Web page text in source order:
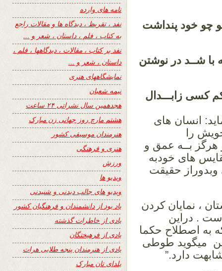
چو خود پنداشت
شــد در نوشتن
زابـــدال
انسان های
را
هرگز بــه عمق و
های خودبه
وبدوراز حقیقت
، نمایان کردن
ست . دراین
اصطلاح حکما
میگوید طوطی
دارد.”
نامه های وارده
نفد ، تقریظ ، دیدگاه ها و مقالات راجع
به کتاب ، فلم ، داستان ، شعر و …
نفد بر کتاب ، مقالات ، دیدگاهها ، فلم ،
داستان ، شعر و …
نمایشگاههای هنری
نیمه شعبان
هجدهمین سال نشراتی ۲۴ ساعت
هشتم مارچ روز جهانی زن مبارک
هنرمندان موسیقی کشور
هنری و فرهنگی
ورزش
ویدیو ها
ویدیو های جالب دیدنی و شنیدنی
یاد بود از دانشمندان و فرهنگیان کشور
یادی از خاطرات گذشته
یادی از فرهیختگان
یادی از هنرمندان پنجه طلایی هرات
یلدای تان مبارک